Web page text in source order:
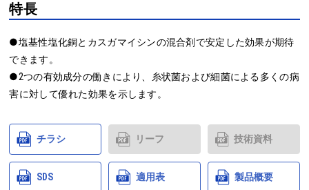
特長
●塩基性塩化銅とカスガマイシンの混合剤で安定した効果が期待
できます。
●2つの有効成分の働きにより、糸状菌および細菌による多くの病
害に対して優れた効果を示します。
チラシ リーフ 技術資料
SDS 適用表 製品概要